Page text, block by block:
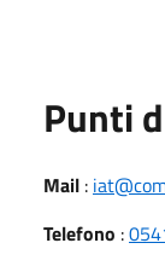
Punti
Mail :
Telefono :